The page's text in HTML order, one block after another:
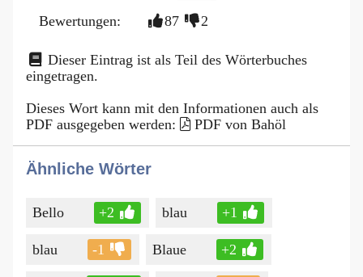
Bewertungen:
87 2
Dieser Eintrag ist als Teil des Wörterbuches
eingetragen.
Dieses Wort kann mit den Informationen auch als
PDF ausgegeben werden:
PDF von Bahöl
Ähnliche Wörter
Bello +2 blau +1
blau -1 Blaue +2